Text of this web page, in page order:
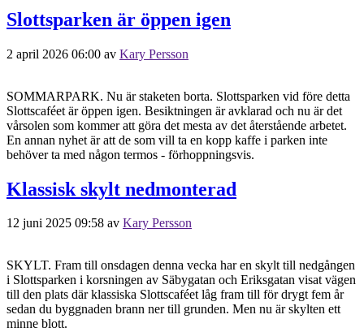
Slottsparken är öppen igen
2 april 2026 06:00 av Kary Persson
SOMMARPARK. Nu är staketen borta. Slottsparken vid före detta
Slottscaféet är öppen igen. Besiktningen är avklarad och nu är det
vårsolen som kommer att göra det mesta av det återstående arbetet.
En annan nyhet är att de som vill ta en kopp kaffe i parken inte
behöver ta med någon termos - förhoppningsvis.
Klassisk skylt nedmonterad
12 juni 2025 09:58 av Kary Persson
SKYLT. Fram till onsdagen denna vecka har en skylt till nedgången
i Slottsparken i korsningen av Säbygatan och Eriksgatan visat vägen
till den plats där klassiska Slottscaféet låg fram till för drygt fem år
sedan du byggnaden brann ner till grunden. Men nu är skylten ett
minne blott.